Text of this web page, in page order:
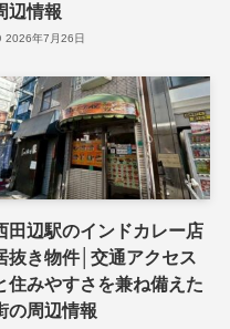
辺情報
2026年7月26日
田辺駅のインドカレー店
抜き物件│交通アクセス
住みやすさを兼ね備えた
の周辺情報